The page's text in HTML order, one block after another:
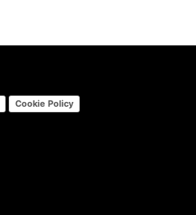
Cookie Policy